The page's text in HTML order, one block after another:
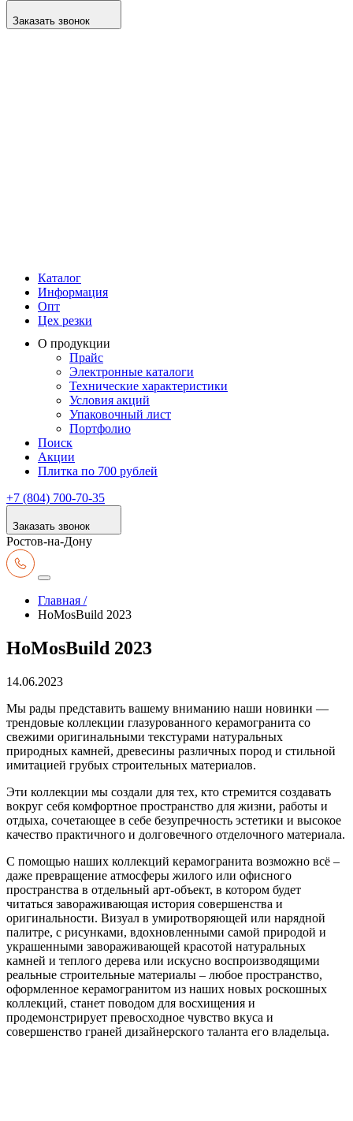
Заказать звонок
Каталог
Информация
Опт
Цех резки
О продукции
Прайс
Электронные каталоги
Технические характеристики
Условия акций
Упаковочный лист
Портфолио
Поиск
Акции
Плитка по 700 рублей
+7 (804) 700-70-35
Заказать звонок
Ростов-на-Дону
Главная /
НоMosBuild 2023
НоMosBuild 2023
14.06.2023
Мы рады представить вашему вниманию наши новинки —
трендовые коллекции глазурованного керамогранита со
свежими оригинальными текстурами натуральных
природных камней, древесины различных пород и стильной
имитацией грубых строительных материалов.
Эти коллекции мы создали для тех, кто стремится создавать
вокруг себя комфортное пространство для жизни, работы и
отдыха, сочетающее в себе безупречность эстетики и высокое
качество практичного и долговечного отделочного материала.
С помощью наших коллекций керамогранита возможно всё –
даже превращение атмосферы жилого или офисного
пространства в отдельный арт-объект, в котором будет
читаться завораживающая история совершенства и
оригинальности. Визуал в умиротворяющей или нарядной
палитре, с рисунками, вдохновленными самой природой и
украшенными завораживающей красотой натуральных
камней и теплого дерева или искусно воспроизводящими
реальные строительные материалы – любое пространство,
оформленное керамогранитом из наших новых роскошных
коллекций, станет поводом для восхищения и
продемонстрирует превосходное чувство вкуса и
совершенство граней дизайнерского таланта его владельца.